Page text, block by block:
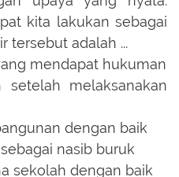
kita lakukan sebagai
tersebut adalah ...
mendapat hukuman
setelah melaksanakan
dengan baik
nasib buruk
sekolah dengan baik